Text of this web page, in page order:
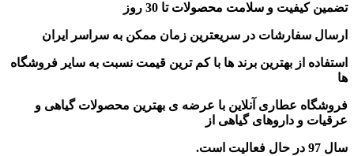
تضمین کیفیت و سلامت محصولات تا 30 روز
ارسال سفارشات در سریعترین زمان ممکن به سراسر ایران
استفاده از بهترین برند ها با کم ترین قیمت نسبت به سایر فروشگاه
ها
فروشگاه عطاری آنلاین با عرضه ی بهترین محصولات گیاهی و
عرقیات و داروهای گیاهی از
سال 97 در حال فعالیت است.